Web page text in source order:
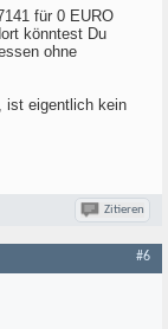
für 0 EURO
könntest Du
ohne
ist eigentlich kein
Zitieren
#6